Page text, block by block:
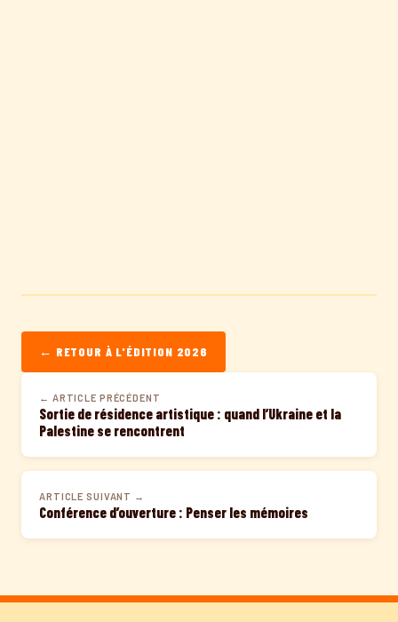
← RETOUR À L'ÉDITION 2026
← ARTICLE PRÉCÉDENT
Sortie de résidence artistique : quand l’Ukraine et la
Palestine se rencontrent
ARTICLE SUIVANT →
Conférence d’ouverture : Penser les mémoires